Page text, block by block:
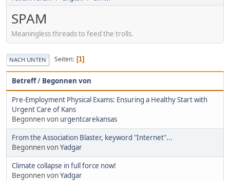
SPAM
Meaningless threads to feed the trolls.
NACH UNTEN Seiten 1
Betreff/ Begonnen von
Pre-Employment Physical Exams: Ensuring a Healthy Start with
Urgent Care of Kans
Begonnen von urgentcarekansas
From the Association Blaster, keyword "Internet"...
Begonnen vonYadgar
Climate collapse in full force now!
Begonnen vonYadgar